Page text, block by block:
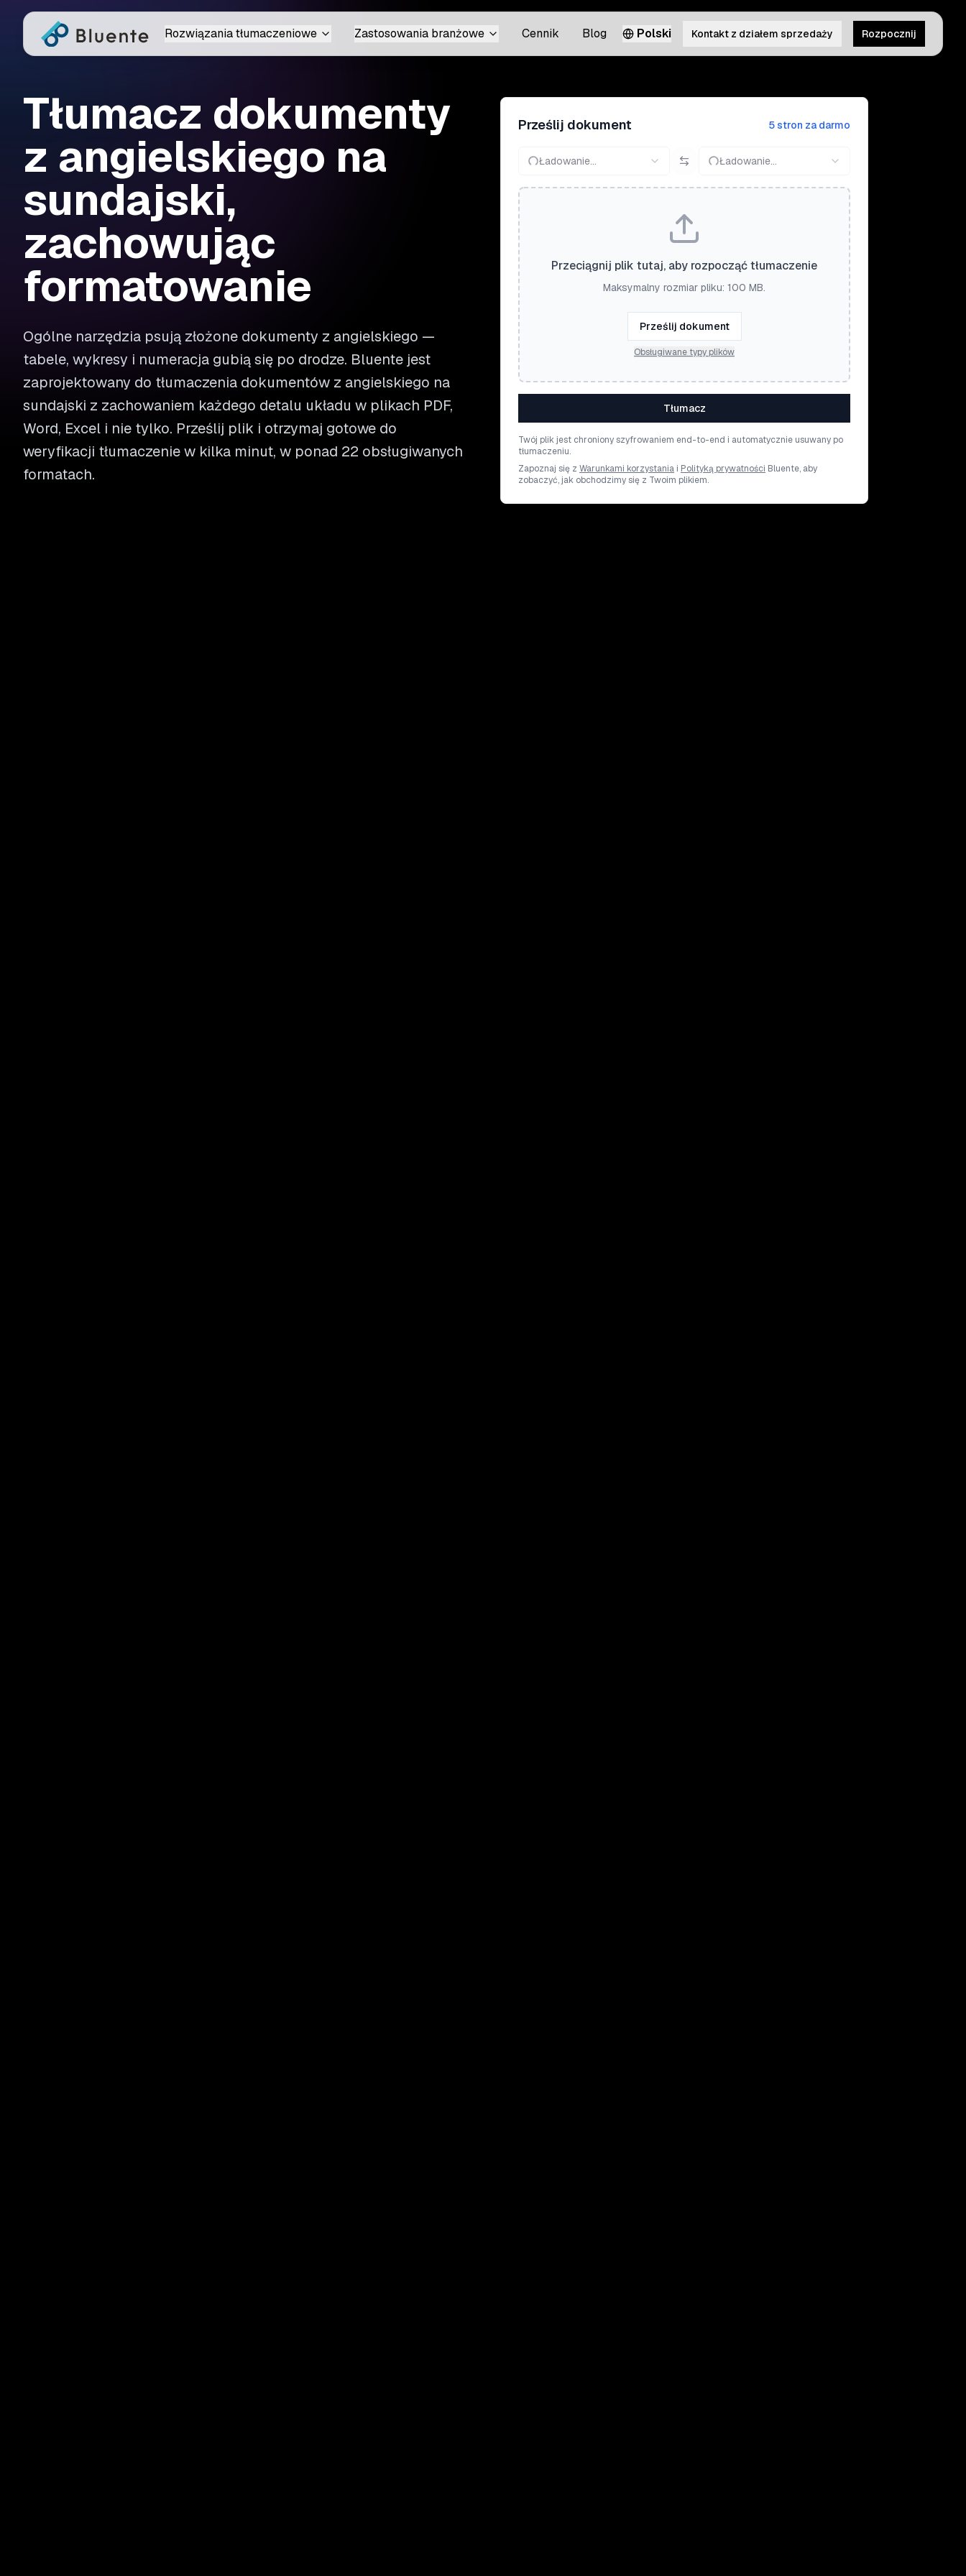
Rozwiązania tłumaczeniowe Zastosowania branżowe Cennik Blog Polski Kontakt z działem sprzedaży Rozpocznij
Tłumacz dokumenty
z angielskiego na
sundajski,
zachowując
formatowanie
Ogólne narzędzia psują złożone dokumenty z angielskiego —
tabele, wykresy i numeracja gubią się po drodze. Bluente jest
zaprojektowany do tłumaczenia dokumentów z angielskiego na
sundajski z zachowaniem każdego detalu układu w plikach PDF,
Word, Excel i nie tylko. Prześlij plik i otrzymaj gotowe do
weryfikacji tłumaczenie w kilka minut, w ponad 22 obsługiwanych
formatach.
Prześlij dokument 5 stron za darmo
Ładowanie... Ładowanie...
Przeciągnij plik tutaj, aby rozpocząć tłumaczenie
Maksymalny rozmiar pliku: 100 MB.
Prześlij dokument
Obsługiwane typy plików
Tłumacz
Twój plik jest chroniony szyfrowaniem end-to-end i automatycznie usuwany po
tłumaczeniu.
Zapoznaj się z Warunkami korzystania i Polityką prywatności Bluente, aby
zobaczyć, jak obchodzimy się z Twoim plikiem.